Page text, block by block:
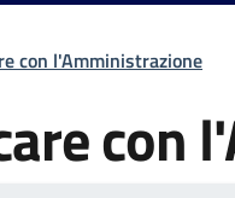
pane
con l'Amministrazione
con